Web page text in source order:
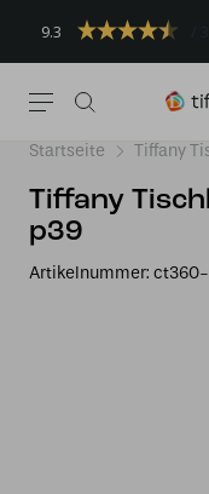
9.3
Startseite Tiffany
Tiffany
p39
Artikelnummer: